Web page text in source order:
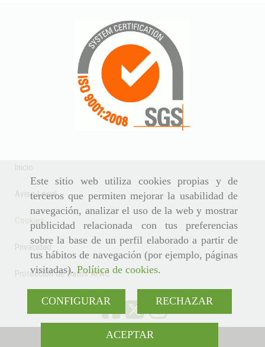
Este sitio web utiliza cookies propias y de
terceros que permiten mejorar la usabilidad de
navegación, analizar el uso de la web y mostrar
publicidad relacionada con tus preferencias
sobre la base de un perfil elaborado a partir de
tus hábitos de navegación (por ejemplo, páginas
visitadas). Política de cookies.
CONFIGURAR RECHAZAR
ACEPTAR
Inicio
Aviso Legal
Cookies
Privacidad
Protección de Datos AFAC
942 370 808